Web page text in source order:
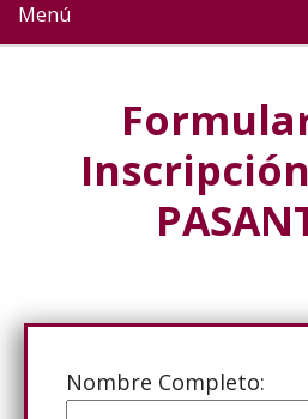
Menú
Nombre Completo: